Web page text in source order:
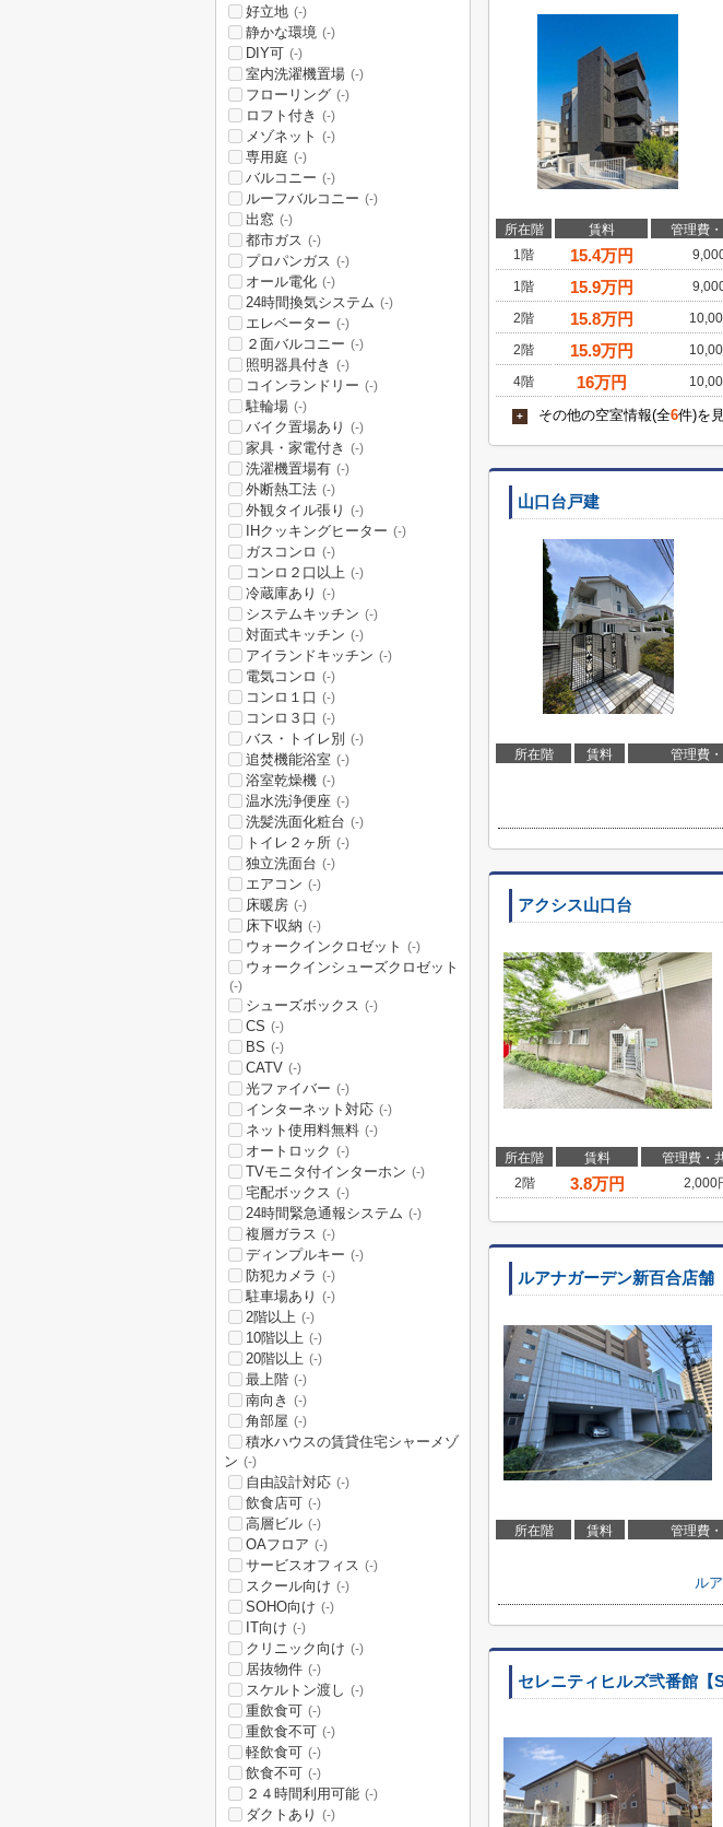
所在階 賃料 管理費
1階
15.4万円
1階
15.9万円
2階
15.8万円
2階
15.9万円
4階
16万円
+ その他の空室情報(全6件)を
山口台戸建
所在階 賃料 管理費
アクシス山口台
所在階 賃料 管理費・
2階
3.8万円 2,000
ルアナガーデン新百合店舗
所在階 賃料 管理費
ル
セレニティヒルズ弐番館【
好立地 (-)
静かな環境 (-)
DIY可 (-)
室内洗濯機置場 (-)
フローリング (-)
ロフト付き (-)
メゾネット (-)
専用庭 (-)
バルコニー (-)
ルーフバルコニー (-)
出窓 (-)
都市ガス (-)
プロパンガス (-)
オール電化 (-)
24時間換気システム (-)
エレベーター (-)
２面バルコニー (-)
照明器具付き (-)
コインランドリー (-)
駐輪場 (-)
バイク置場あり (-)
家具・家電付き (-)
洗濯機置場有 (-)
外断熱工法 (-)
外観タイル張り (-)
IHクッキングヒーター (-)
ガスコンロ (-)
コンロ２口以上 (-)
冷蔵庫あり (-)
システムキッチン (-)
対面式キッチン (-)
アイランドキッチン (-)
電気コンロ (-)
コンロ１口 (-)
コンロ３口 (-)
バス・トイレ別 (-)
追焚機能浴室 (-)
浴室乾燥機 (-)
温水洗浄便座 (-)
洗髪洗面化粧台 (-)
トイレ２ヶ所 (-)
独立洗面台 (-)
エアコン (-)
床暖房 (-)
床下収納 (-)
ウォークインクロゼット (-)
ウォークインシューズクロゼット
(-)
シューズボックス (-)
CS (-)
BS (-)
CATV (-)
光ファイバー (-)
インターネット対応 (-)
ネット使用料無料 (-)
オートロック (-)
TVモニタ付インターホン (-)
宅配ボックス (-)
24時間緊急通報システム (-)
複層ガラス (-)
ディンプルキー (-)
防犯カメラ (-)
駐車場あり (-)
2階以上 (-)
10階以上 (-)
20階以上 (-)
最上階 (-)
南向き (-)
角部屋 (-)
積水ハウスの賃貸住宅シャーメゾ
ン (-)
自由設計対応 (-)
飲食店可 (-)
高層ビル (-)
OAフロア (-)
サービスオフィス (-)
スクール向け (-)
SOHO向け (-)
IT向け (-)
クリニック向け (-)
居抜物件 (-)
スケルトン渡し (-)
重飲食可 (-)
重飲食不可 (-)
軽飲食可 (-)
飲食不可 (-)
２４時間利用可能 (-)
ダクトあり (-)